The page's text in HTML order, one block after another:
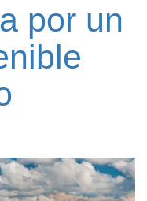
por un